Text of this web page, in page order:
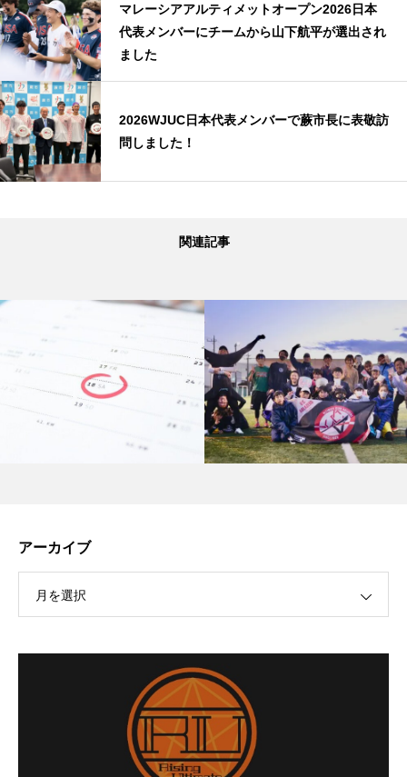
マレーシアアルティメットオープン2026日本
代表メンバーにチームから山下航平が選出され
ました
2026WJUC日本代表メンバーで蕨市長に表敬訪
問しました！
関連記事
アーカイブ
月を選択